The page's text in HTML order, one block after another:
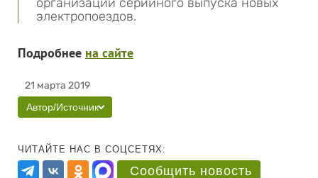
электропоездов.
Подробнее на сайте
21 марта 2019
Автор/Источник
ЧИТАЙТЕ НАС В СОЦСЕТЯХ:
Сообщить новость